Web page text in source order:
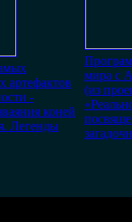
артефактов
-
коней
Легенды
мира с
(из